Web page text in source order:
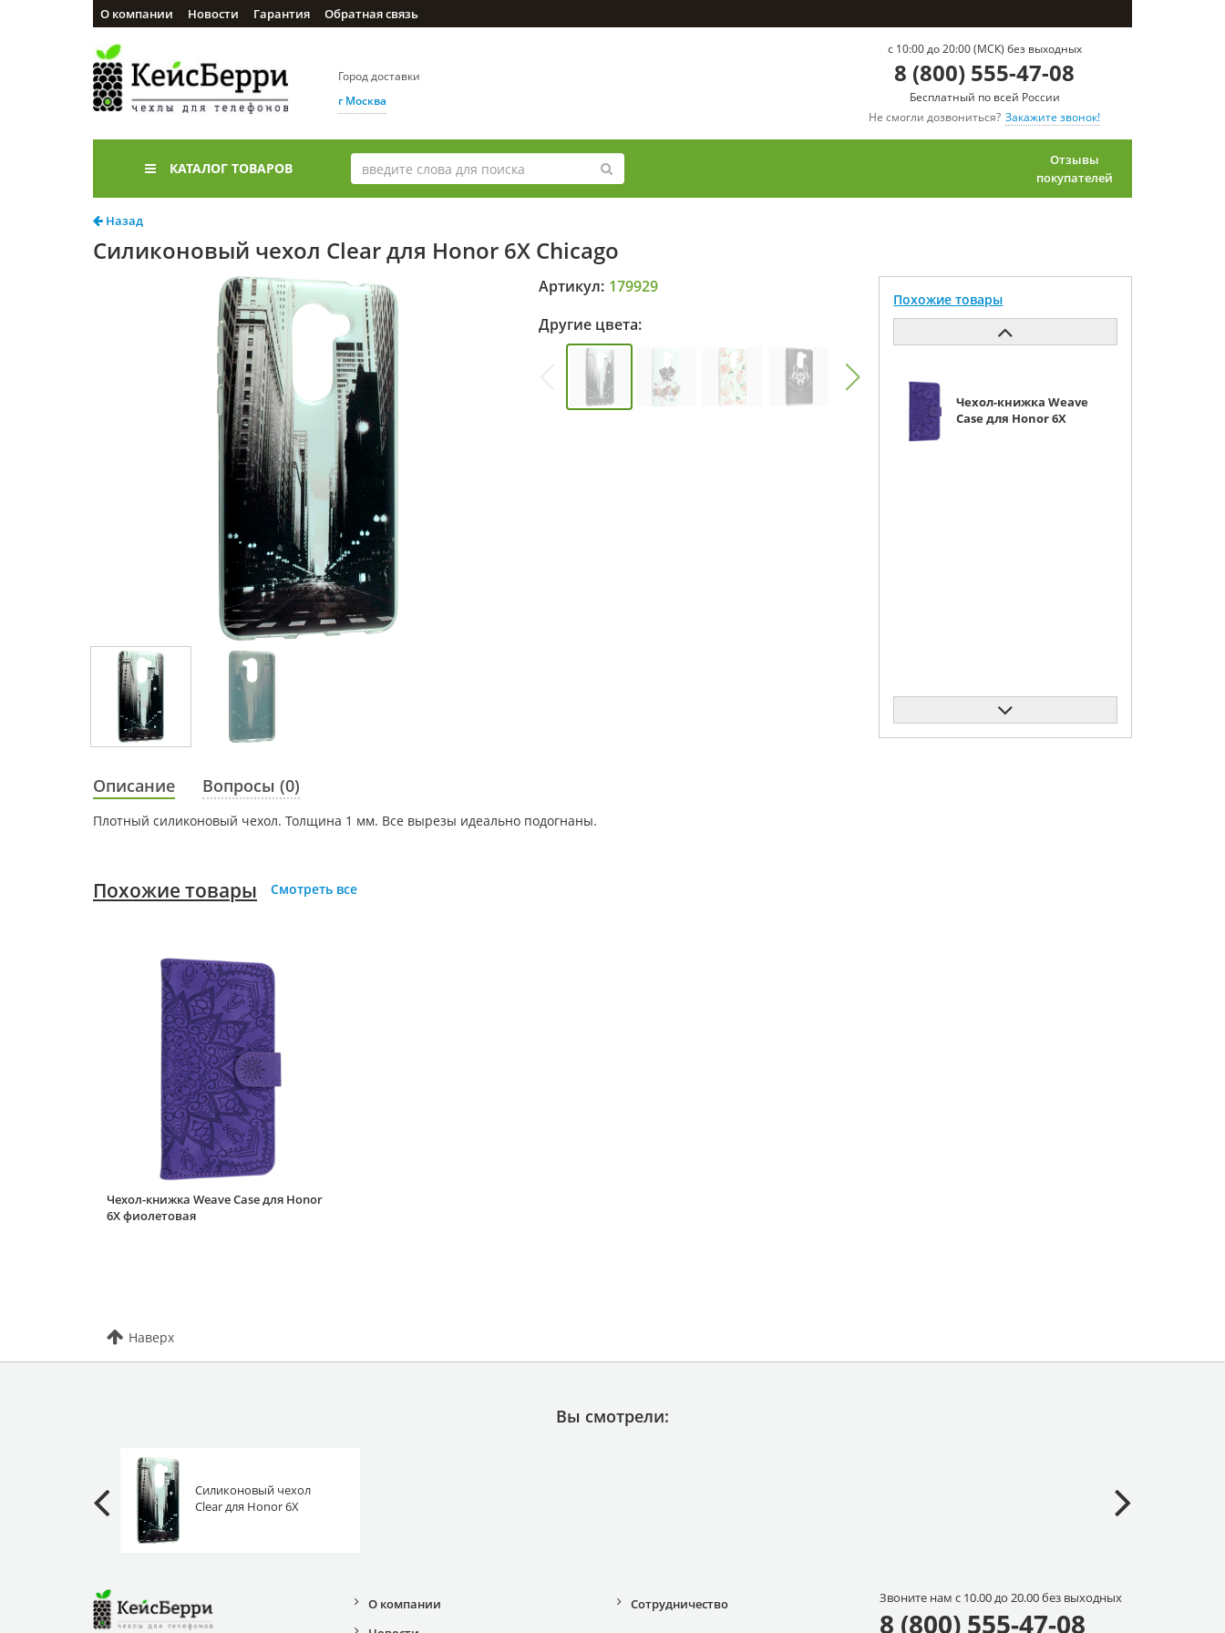
О компании Новости Гарантия Обратная связь
Город доставки
г Москва
c 10:00 до 20:00 (МСК) без выходных
8 (800) 555-47-08
Бесплатный по всей России
Не смогли дозвониться? Закажите звонок!
КАТАЛОГ ТОВАРОВ
Отзывы
покупателей
Назад
Силиконовый чехол Clear для Honor 6X Chicago
Артикул: 179929
Другие цвета:
Похожие товары
Чехол-книжка Weave
Case для Honor 6X
Описание Вопросы (0)
Плотный силиконовый чехол. Толщина 1 мм. Все вырезы идеально подогнаны.
Похожие товары Смотреть все
Чехол-книжка Weave Case для Honor
6X фиолетовая
Наверх
Вы смотрели:
Силиконовый чехол
Clear для Honor 6X
О компании
Сотрудничество Звоните нам с 10.00 до 20.00 без выходных
8 (800) 555-47-08